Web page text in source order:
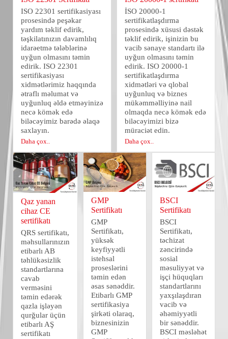
ISO 22301 sertifikasiyası
prosesində peşəkar
yardım təklif edirik,
təşkilatınızın davamlılıq
idarəetmə tələblərinə
uyğun olmasını təmin
edirik. ISO 22301
sertifikasiyası
xidmətlərimiz haqqında
ətraflı məlumat və
uyğunluq əldə etməyinizə
necə kömək edə
biləcəyimiz barədə əlaqə
saxlayın.
Daha çox..
İSO 20000-1
sertifikatlaşdırma
prosesində xüsusi dəstək
təklif edirik, işinizin bu
vacib sənaye standartı ilə
uyğun olmasını təmin
edirik. ISO 20000-1
sertifikatlaşdırma
xidmətləri və qlobal
uyğunluq və biznes
mükəmməlliyinə nail
olmaqda necə kömək edə
biləcəyimizi bizə
müraciət edin.
Daha çox..
Qaz yanan
cihaz CE
sertifikatı
QRS sertifikatı,
məhsullarınızın
etibarlı AB
təhlükəsizlik
standartlarına
cavab
verməsini
təmin edərək
qazla işləyən
qurğular üçün
etibarlı AŞ
sertifikatı
GMP
Sertifikatı
GMP
Sertifikatı,
yüksək
keyfiyyətli
istehsal
proseslərini
təmin edən
əsas sənəddir.
Etibarlı GMP
sertifikasiya
şirkəti olaraq,
biznesinizin
GMP
BSCI
Sertifikatı
BSCI
Sertifikatı,
təchizat
zəncirində
sosial
məsuliyyət və
işçi hüquqları
standartlarını
yaxşılaşdıran
vacib və
əhəmiyyətli
bir sənəddir.
BSCI məsləhət